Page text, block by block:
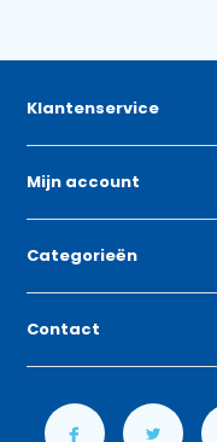
Klantenservice
Mijn account
Categorieën
Contact